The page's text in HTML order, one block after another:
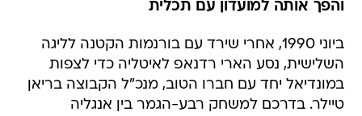
והפך אותה למועדון עם תכלית
ביוני 1990, אחרי שירד עם בורנמות הקטנה לליגה
השלישית, נסע הארי רדנאפ לאיטליה כדי לצפות
במונדיאל יחד עם חברו הטוב, מנכ"ל הקבוצה בריאן
טיילר. בדרכם למשחק רבע-הגמר בין אנגליה